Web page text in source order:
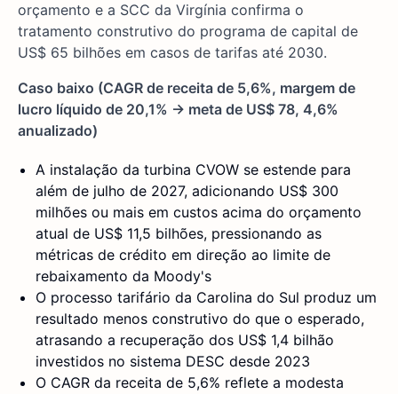
orçamento e a SCC da Virgínia confirma o
tratamento construtivo do programa de capital de
US$ 65 bilhões em casos de tarifas até 2030.
Caso baixo (CAGR de receita de 5,6%, margem de
lucro líquido de 20,1% → meta de US$ 78, 4,6%
anualizado)
A instalação da turbina CVOW se estende para
além de julho de 2027, adicionando US$ 300
milhões ou mais em custos acima do orçamento
atual de US$ 11,5 bilhões, pressionando as
métricas de crédito em direção ao limite de
rebaixamento da Moody's
O processo tarifário da Carolina do Sul produz um
resultado menos construtivo do que o esperado,
atrasando a recuperação dos US$ 1,4 bilhão
investidos no sistema DESC desde 2023
O CAGR da receita de 5,6% reflete a modesta